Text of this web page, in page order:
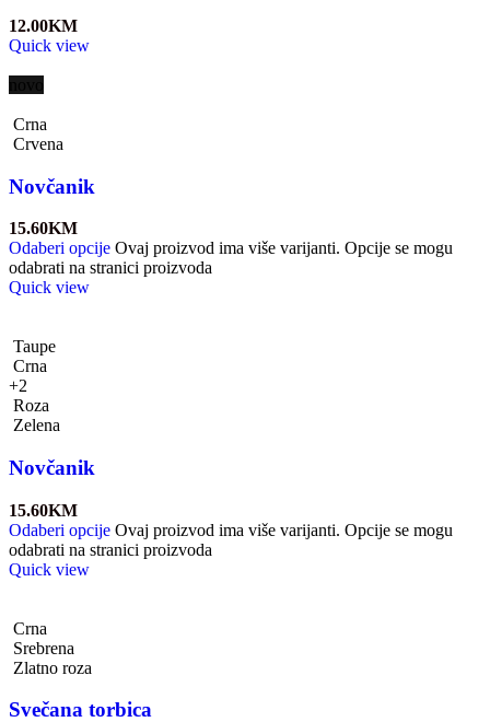
12.00KM
Quick view
Crna
Crvena
Novčanik
15.60KM
Odaberi opcije Ovaj proizvod ima više varijanti. Opcije se mogu
odabrati na stranici proizvoda
Quick view
Taupe
Crna
+2
Roza
Zelena
Novčanik
15.60KM
Odaberi opcije Ovaj proizvod ima više varijanti. Opcije se mogu
odabrati na stranici proizvoda
Quick view
Crna
Srebrena
Zlatno roza
Svečana torbica